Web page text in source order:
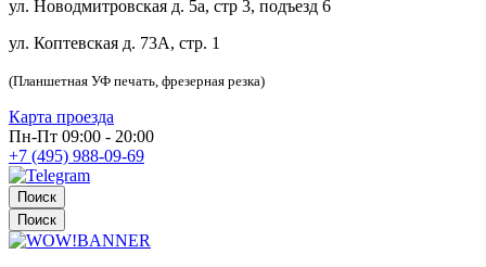
ул. Новодмитровская д. 5а, стр 3, подъезд 6
ул. Коптевская д. 73А, стр. 1
(Планшетная УФ печать, фрезерная резка)
Карта проезда
Пн-Пт 09:00 - 20:00
+7 (495) 988-09-69
Поиск
Поиск